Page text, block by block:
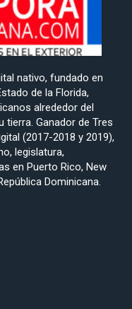
nativo, fundado en
de la Florida,
alrededor del
tierra. Ganador de Tres
(2017-2018 y 2019),
legislatura,
en Puerto Rico, New
Dominicana.